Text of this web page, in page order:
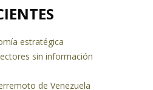
estratégica
sin información
de Venezuela